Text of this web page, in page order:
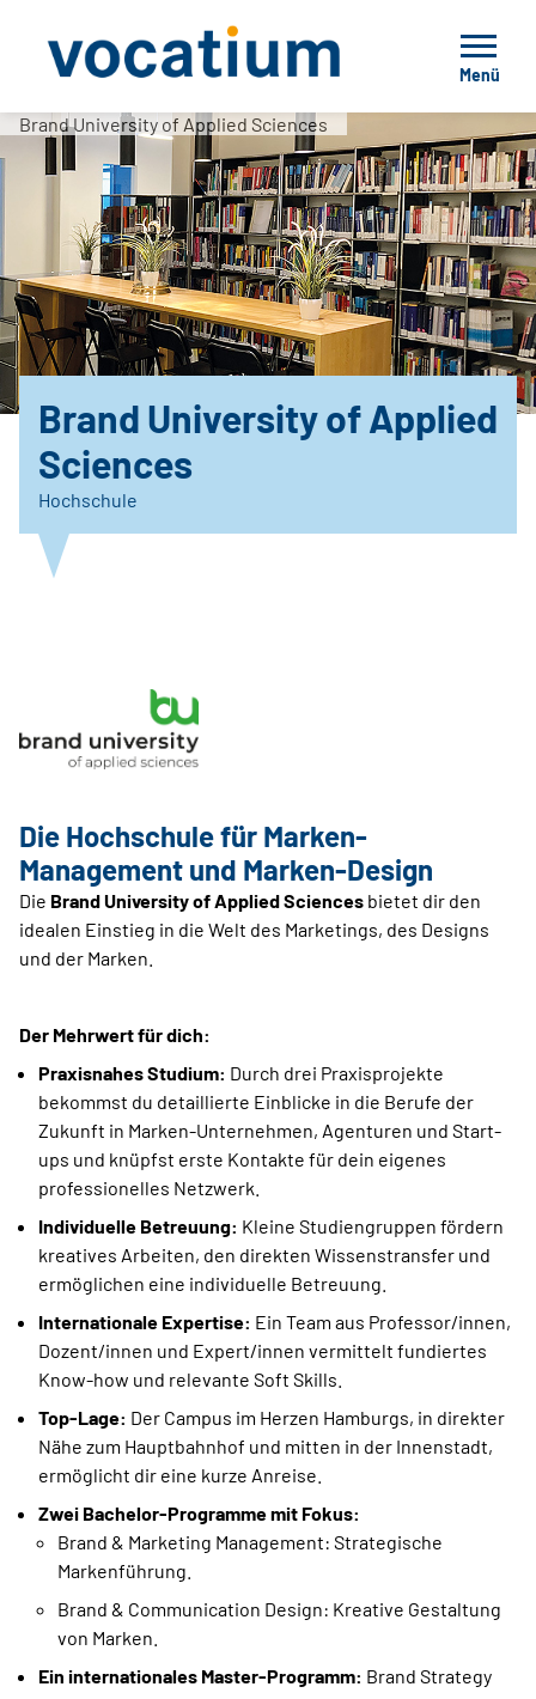
Menü
Brand University of Applied Sciences
Brand University of Applied
Sciences
Hochschule
Die Hochschule für Marken-
Management und Marken-Design
Die Brand University of Applied Sciences bietet dir den
idealen Einstieg in die Welt des Marketings, des Designs
und der Marken.
Der Mehrwert für dich:
Praxisnahes Studium: Durch drei Praxisprojekte
bekommst du detaillierte Einblicke in die Berufe der
Zukunft in Marken-Unternehmen, Agenturen und Start-
ups und knüpfst erste Kontakte für dein eigenes
professionelles Netzwerk.
Individuelle Betreuung: Kleine Studiengruppen fördern
kreatives Arbeiten, den direkten Wissenstransfer und
ermöglichen eine individuelle Betreuung.
Internationale Expertise: Ein Team aus Professor/innen,
Dozent/innen und Expert/innen vermittelt fundiertes
Know-how und relevante Soft Skills.
Top-Lage: Der Campus im Herzen Hamburgs, in direkter
Nähe zum Hauptbahnhof und mitten in der Innenstadt,
ermöglicht dir eine kurze Anreise.
Zwei Bachelor-Programme mit Fokus:
Brand & Marketing Management: Strategische
Markenführung.
Brand & Communication Design: Kreative Gestaltung
von Marken.
Ein internationales Master-Programm: Brand Strategy